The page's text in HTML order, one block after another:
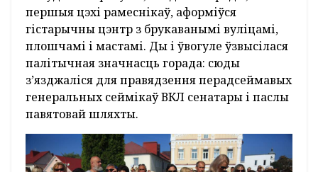
першыя цэхі рамеснікаў, аформіўся
гістарычны цэнтр з брукаванымі вуліцамі,
плошчамі і мастамі. Ды і ўвогуле ўзвысілася
палітычная значнасць горада: сюды
з’язджаліся для правядзення перадсеймавых
генеральных сеймікаў ВКЛ сенатары і паслы
павятовай шляхты.